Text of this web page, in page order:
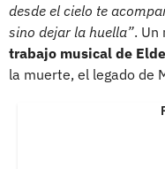
desde el cielo te
sino dejar la huella”. Un
trabajo musical de
la muerte, el legado de